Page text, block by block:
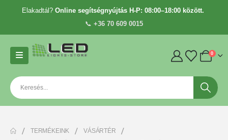
Elakadtál? Online segítségnyújtás H-P: 08:00–18:00 között.
📞 +36 70 609 0015
0
TERMÉKEINK
VÁSÁRTÉR